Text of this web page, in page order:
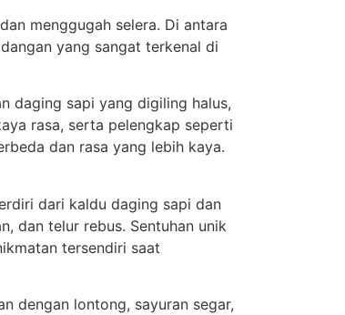
menggugah selera. Di antara
yang sangat terkenal di
daging sapi yang digiling halus,
rasa, serta pelengkap seperti
dan rasa yang lebih kaya.
dari kaldu daging sapi dan
dan telur rebus. Sentuhan unik
tersendiri saat
dengan lontong, sayuran segar,